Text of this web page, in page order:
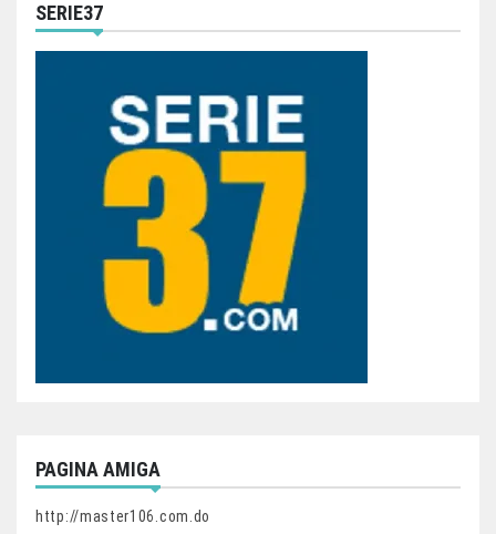
SERIE37
PAGINA AMIGA
http://master106.com.do